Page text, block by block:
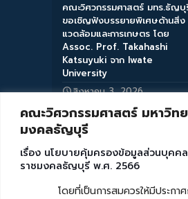
คณะวิศวกรรมศาสตร์ มหาวิทย
มงคลธัญบุรี
เรื่อง นโยบายคุ้มครองข้อมูลส่วนบุคค
ราชมงคลธัญบุรี พ.ศ. 2566
โดยที่เป็นการสมควรให้มีประกาศ
คณะวิศวกรรมศาสตร์ มทร.ธัญบุ
ขอเชิญฟังบรรยายพิเศษด้านสิ่ง
แวดล้อมและการเกษตร โดย
Assoc. Prof. Takahashi
Katsuyuki จาก Iwate
University
สิงหาคม 3, 2026